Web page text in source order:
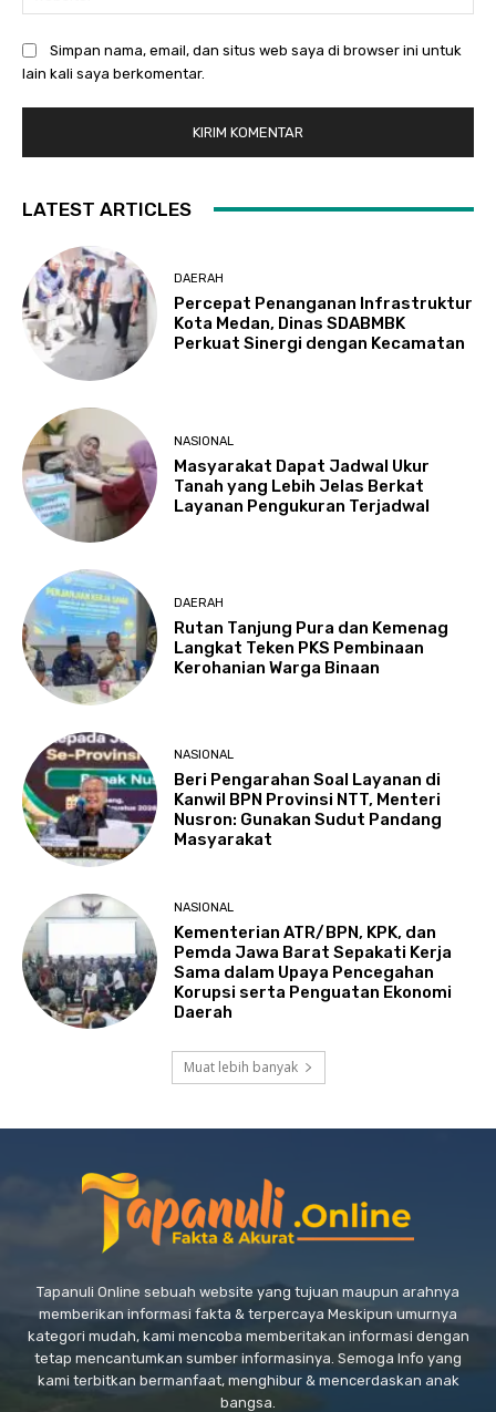
Simpan nama, email, dan situs web saya di browser ini untuk
lain kali saya berkomentar.
LATEST ARTICLES
DAERAH
Percepat Penanganan Infrastruktur
Kota Medan, Dinas SDABMBK
Perkuat Sinergi dengan Kecamatan
NASIONAL
Masyarakat Dapat Jadwal Ukur
Tanah yang Lebih Jelas Berkat
Layanan Pengukuran Terjadwal
DAERAH
Rutan Tanjung Pura dan Kemenag
Langkat Teken PKS Pembinaan
Kerohanian Warga Binaan
NASIONAL
Beri Pengarahan Soal Layanan di
Kanwil BPN Provinsi NTT, Menteri
Nusron: Gunakan Sudut Pandang
Masyarakat
NASIONAL
Kementerian ATR/BPN, KPK, dan
Pemda Jawa Barat Sepakati Kerja
Sama dalam Upaya Pencegahan
Korupsi serta Penguatan Ekonomi
Daerah
Muat lebih banyak
Tapanuli Online sebuah website yang tujuan maupun arahnya
memberikan informasi fakta & terpercaya Meskipun umurnya
kategori mudah, kami mencoba memberitakan informasi dengan
tetap mencantumkan sumber informasinya. Semoga Info yang
kami terbitkan bermanfaat, menghibur & mencerdaskan anak
bangsa.